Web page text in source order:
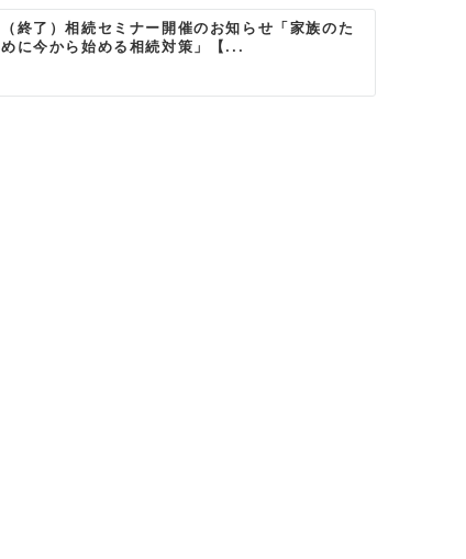
（終了）相続セミナー開催のお知らせ「家族のた
めに今から始める相続対策」【...